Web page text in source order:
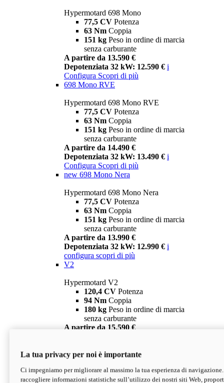
Hypermotard 698 Mono
77,5 CV Potenza
63 Nm Coppia
151 kg Peso in ordine di marcia
senza carburante
A partire da 13.590 €
Depotenziata 32 kW: 12.590 € i
Configura Scopri di più
698 Mono RVE
Hypermotard 698 Mono RVE
77,5 CV Potenza
63 Nm Coppia
151 kg Peso in ordine di marcia
senza carburante
A partire da 14.490 €
Depotenziata 32 kW: 13.490 € i
Configura Scopri di più
new 698 Mono Nera
Hypermotard 698 Mono Nera
77,5 CV Potenza
63 Nm Coppia
151 kg Peso in ordine di marcia
senza carburante
A partire da 13.990 €
Depotenziata 32 kW: 12.990 € i
configura scopri di più
V2
Hypermotard V2
120,4 CV Potenza
94 Nm Coppia
180 kg Peso in ordine di marcia
senza carburante
A partire da 15.590 €
V2 SP
Hypermotard V2 SP
120,4 CVPotenza
La tua privacy per noi è importante
Ci impegniamo per migliorare al massimo la tua esperienza di
raccogliere informazioni statistiche sull’utilizzo dei nostri siti Web,